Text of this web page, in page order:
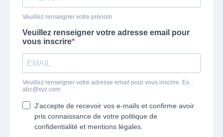
Veuillez renseigner votre prénom
Veuillez renseigner votre adresse email pour
vous inscrire
Veuillez renseigner votre adresse email pour vous inscrire. Ex. :
abc@xyz.com
J'accepte de recevoir vos e-mails et confirme avoir
pris connaissance de votre politique de
confidentialité et mentions légales.